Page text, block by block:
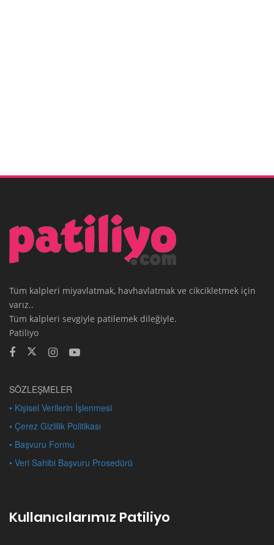
Tüm kalpleri miyavlatmak, havhavlatmak ve cikcikletmek için
varız..
Tüm kalpleri sevgiyle patilemek dileğiyle.
Patiliyo
SÖZLEŞMELER
• Kişisel Verilerin İşlenmesi
• Çerez Gizlilik Politikası
• Başvuru Formu
• Veri Sahibi Başvuru Prosedürü
Kullanıcılarımız Patiliyo